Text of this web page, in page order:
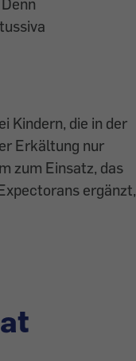
Kindern, die in der
Erkältung nur
zum Einsatz, das
ergänzt,